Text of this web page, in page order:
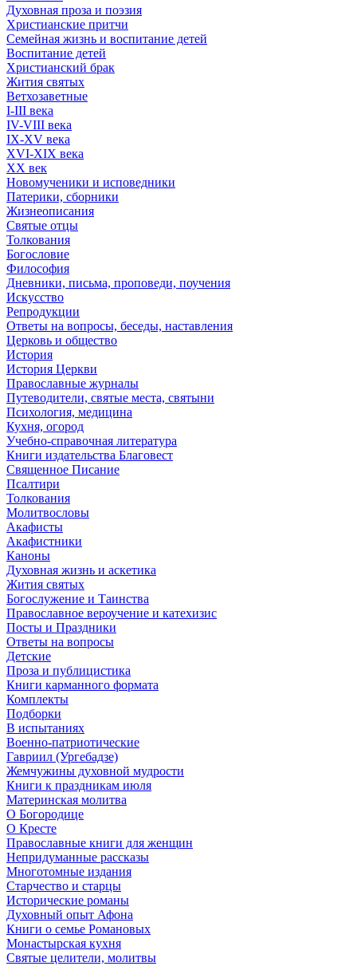
Духовная проза и поэзия
Христианские притчи
Семейная жизнь и воспитание детей
Воспитание детей
Христианский брак
Жития святых
Ветхозаветные
I-III века
IV-VIII века
IX-XV века
XVI-XIX века
XX век
Новомученики и исповедники
Патерики, сборники
Жизнеописания
Святые отцы
Толкования
Богословие
Философия
Дневники, письма, проповеди, поучения
Искусство
Репродукции
Ответы на вопросы, беседы, наставления
Церковь и общество
История
История Церкви
Православные журналы
Путеводители, святые места, святыни
Психология, медицина
Кухня, огород
Учебно-справочная литература
Книги издательства Благовест
Священное Писание
Псалтири
Толкования
Молитвословы
Акафисты
Акафистники
Каноны
Духовная жизнь и аскетика
Жития святых
Богослужение и Таинства
Православное вероучение и катехизис
Посты и Праздники
Ответы на вопросы
Детские
Проза и публицистика
Книги карманного формата
Комплекты
Подборки
В испытаниях
Военно-патриотические
Гавриил (Ургебадзе)
Жемчужины духовной мудрости
Книги к праздникам июля
Материнская молитва
О Богородице
О Кресте
Православные книги для женщин
Непридуманные рассказы
Многотомные издания
Старчество и старцы
Исторические романы
Духовный опыт Афона
Книги о семье Романовых
Монастырская кухня
Святые целители, молитвы